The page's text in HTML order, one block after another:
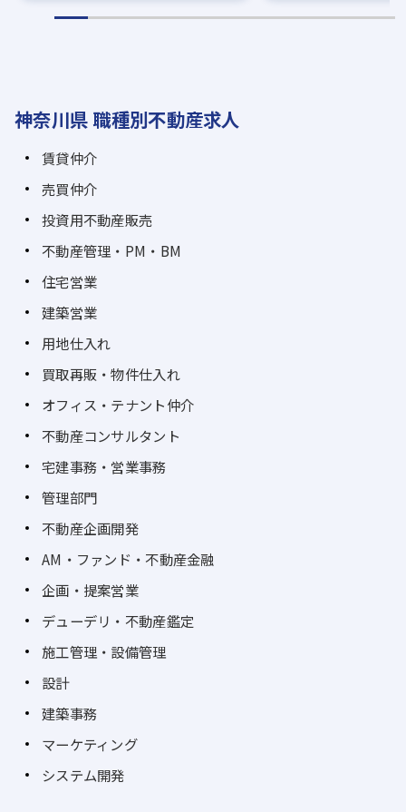
神奈川県 職種別不動産求人
賃貸仲介
売買仲介
投資用不動産販売
不動産管理・PM・BM
住宅営業
建築営業
用地仕入れ
買取再販・物件仕入れ
オフィス・テナント仲介
不動産コンサルタント
宅建事務・営業事務
管理部門
不動産企画開発
AM・ファンド・不動産金融
企画・提案営業
デューデリ・不動産鑑定
施工管理・設備管理
設計
建築事務
マーケティング
システム開発